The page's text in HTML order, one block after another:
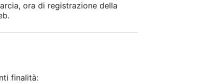
ora di registrazione della
finalità: